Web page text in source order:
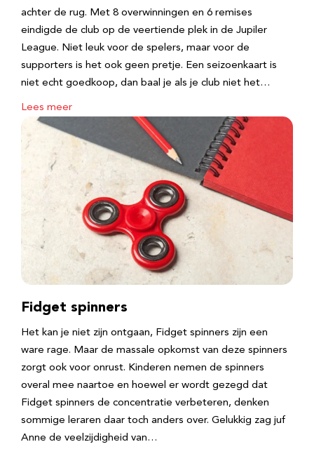
achter de rug. Met 8 overwinningen en 6 remises
eindigde de club op de veertiende plek in de Jupiler
League. Niet leuk voor de spelers, maar voor de
supporters is het ook geen pretje. Een seizoenkaart is
niet echt goedkoop, dan baal je als je club niet het…
Lees meer
Fidget spinners
Het kan je niet zijn ontgaan, Fidget spinners zijn een
ware rage. Maar de massale opkomst van deze spinners
zorgt ook voor onrust. Kinderen nemen de spinners
overal mee naartoe en hoewel er wordt gezegd dat
Fidget spinners de concentratie verbeteren, denken
sommige leraren daar toch anders over. Gelukkig zag juf
Anne de veelzijdigheid van…